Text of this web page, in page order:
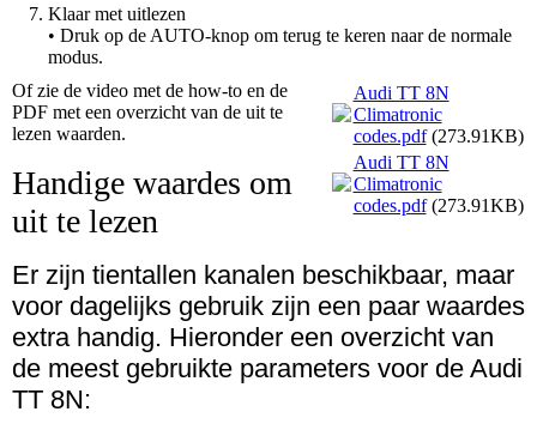
Klaar met uitlezen
• Druk op de AUTO-knop om terug te keren naar de normale
modus.
Audi TT 8N
Climatronic
codes.pdf(273.91KB)
Audi TT 8N
Climatronic
codes.pdf(273.91KB)
Of zie de video met de how-to en de
PDF met een overzicht van de uit te
lezen waarden.
Handige waardes om
uit te lezen
Er zijn tientallen kanalen beschikbaar, maar
voor dagelijks gebruik zijn een paar waardes
extra handig. Hieronder een overzicht van
de meest gebruikte parameters voor de Audi
TT 8N: